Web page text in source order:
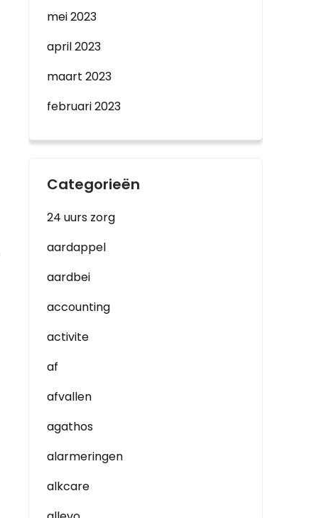
mei 2023
april 2023
maart 2023
februari 2023
Categorieën
24 uurs zorg
aardappel
aardbei
accounting
activite
af
afvallen
agathos
alarmeringen
alkcare